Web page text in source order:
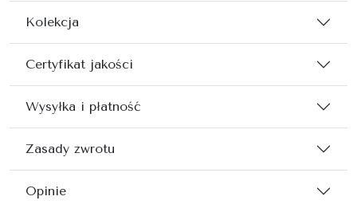
Kolekcja
Certyfikat jakości
Wysyłka i płatność
Zasady zwrotu
Opinie